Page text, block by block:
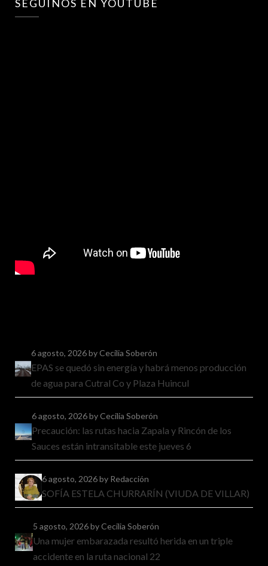
SEGUINOS EN YOUTUBE
6 agosto, 2026by Cecilia Soberón
EPAS se quedó sin energía y habrá menos producción
de agua para Cutral Co y Plaza Huincul
6 agosto, 2026by Cecilia Soberón
Precaución: las rutas hacia Zapala y Rincón de los
Sauces están intransitable este jueves 6
6 agosto, 2026by Redacción
SOFÍA ESTELA CHURRARÍN (VIUDA DE VILLAR)
5 agosto, 2026by Cecilia Soberón
Una mujer embarazada resultó herida en un triple
accidente en la ruta nacional 22